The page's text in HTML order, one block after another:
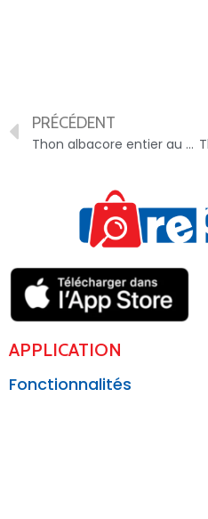
PRÉCÉDENT
Thon albacore entier au naturel – 3117751057508
APPLICATION
Fonctionnalités